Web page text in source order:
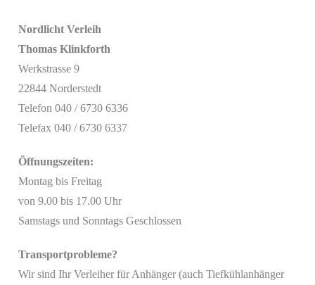
Nordlicht Verleih
Thomas Klinkforth
Werkstrasse 9
22844 Norderstedt
Telefon 040 / 6730 6336
Telefax 040 / 6730 6337
Öffnungszeiten:
Montag bis Freitag
von 9.00 bis 17.00 Uhr
Samstags und Sonntags Geschlossen
Transportprobleme?
Wir sind Ihr Verleiher für Anhänger (auch Tiefkühlanhänger